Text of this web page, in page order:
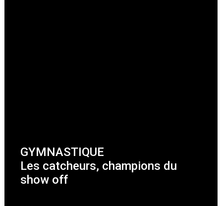
GYMNASTIQUE
Les catcheurs, champions du
show off